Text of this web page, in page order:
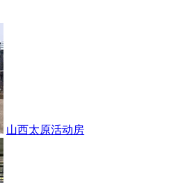
山西太原活动房